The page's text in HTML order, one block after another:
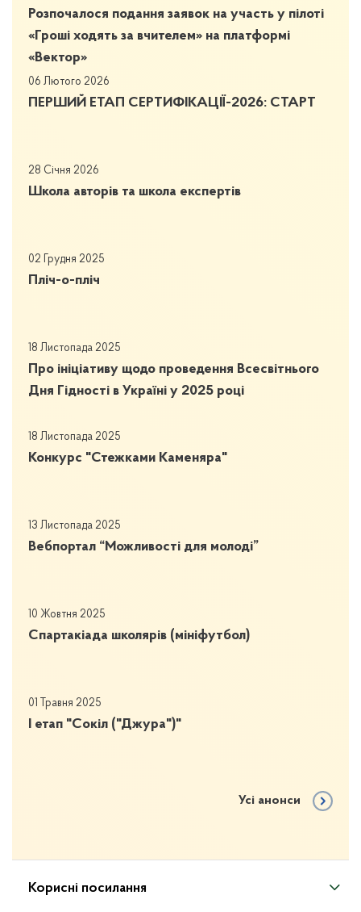
Розпочалося подання заявок на участь у пілоті
«Гроші ходять за вчителем» на платформі
«Вектор»
06 Лютого 2026
ПЕРШИЙ ЕТАП СЕРТИФІКАЦІЇ-2026: СТАРТ
28 Січня 2026
Школа авторів та школа експертів
02 Грудня 2025
Пліч-о-пліч
18 Листопада 2025
Про ініціативу щодо проведення Всесвітнього
Дня Гідності в Україні у 2025 році
18 Листопада 2025
Конкурс "Стежками Каменяра"
13 Листопада 2025
Вебпортал “Можливості для молоді”
10 Жовтня 2025
Спартакіада школярів (мініфутбол)
01 Травня 2025
І етап "Сокіл ("Джура")"
Усі анонси
Корисні посилання